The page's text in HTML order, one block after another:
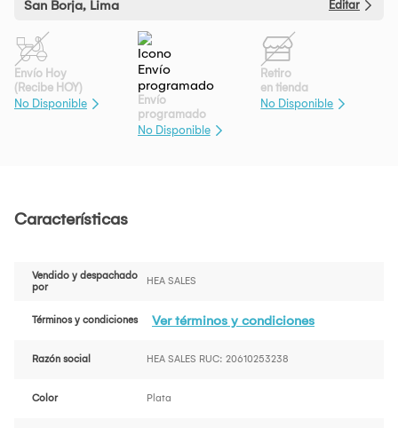
San Borja, Lima Editar
Envío Hoy
(Recibe HOY)
No Disponible
Envío
programado
No Disponible
Retiro
en tienda
No Disponible
Características
Vendido y despachado
por
HEA SALES
Términos y condiciones Ver términos y condiciones
Razón social HEA SALES RUC: 20610253238
Color Plata